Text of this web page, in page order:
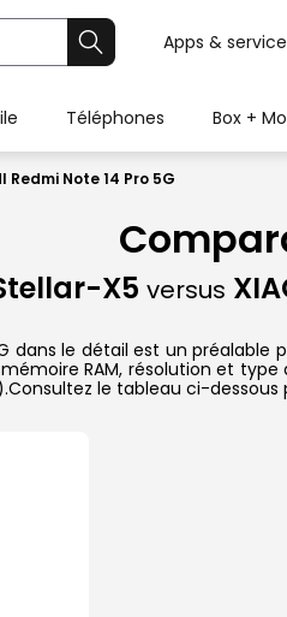
Apps &
Téléphones Box +
Redmi Note 14 Pro 5G
X5 versus
dans le détail est un
RAM, résolution et
le tableau ci-